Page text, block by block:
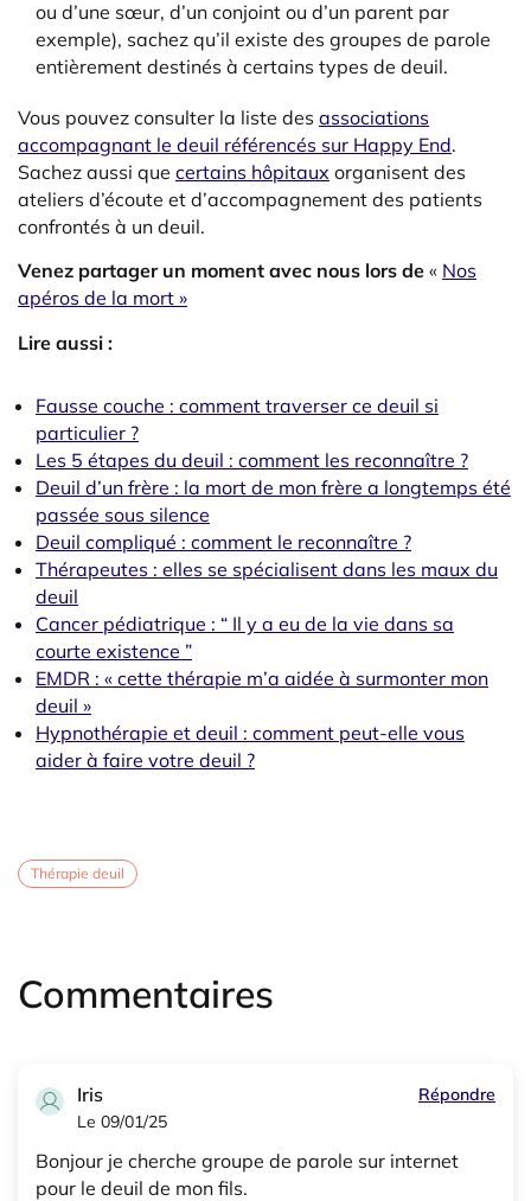
ou d’une sœur, d’un conjoint ou d’un parent par
exemple), sachez qu’il existe des groupes de parole
entièrement destinés à certains types de deuil.
Vous pouvez consulter la liste des associations
accompagnant le deuil référencés sur Happy End.
Sachez aussi que certains hôpitaux organisent des
ateliers d’écoute et d’accompagnement des patients
confrontés à un deuil.
Venez partager un moment avec nous lors de « Nos
apéros de la mort »
Lire aussi :
Fausse couche : comment traverser ce deuil si
particulier ?
Les 5 étapes du deuil : comment les reconnaître ?
Deuil d’un frère : la mort de mon frère a longtemps été
passée sous silence
Deuil compliqué : comment le reconnaître ?
Thérapeutes : elles se spécialisent dans les maux du
deuil
Cancer pédiatrique : “ Il y a eu de la vie dans sa
courte existence ”
EMDR : « cette thérapie m’a aidée à surmonter mon
deuil »
Hypnothérapie et deuil : comment peut-elle vous
aider à faire votre deuil ?
Thérapie deuil
Commentaires
Iris
Le 09/01/25
Répondre
Bonjour je cherche groupe de parole sur internet
pour le deuil de mon fils.